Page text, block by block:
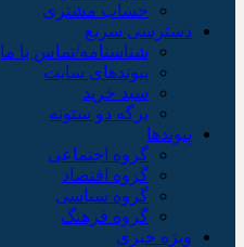
حساب مشتری
دسترسی سریع
شناسنامه/تماس با ما
پیوندهای سایت
سبد خريد
برگه دو ستونه
پیوندها
گروه اجتماعی
گروه اقتصاد
گروه سیاسی
گروه فرهنگ
ویژه خبری